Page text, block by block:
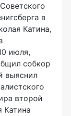
в
Катина,
июля,
собкор
выяснил
второй
Катина